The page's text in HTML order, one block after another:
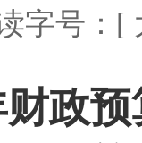
字号：[
财政